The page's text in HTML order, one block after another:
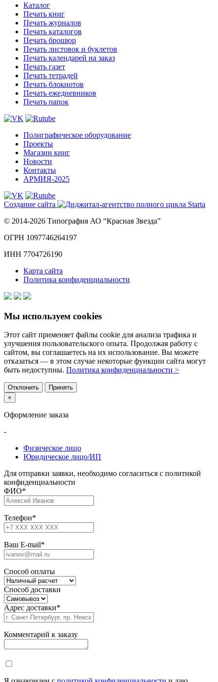
Каталог
Печать книг
Печать журналов
Печать каталогов
Печать брошюр
Печать листовок и буклетов
Печать календарей на заказ
Печать газет
Печать тетрадей
Печать блокнотов
Печать ежедневников
Печать папок
Полиграфическое оборудование
Проекты
Магазин книг
Новости
Контакты
АРМИЯ-2025
Создание сайта
© 2014-2026 Типография АО “Красная Звезда”
ОГРН 1097746264197
ИНН 7704726190
Карта сайта
Политика конфиденциальности
Мы используем cookies
Этот сайт применяет файлы cookie для анализа трафика и
улучшения пользовательского опыта. Продолжая работу с
сайтом, вы соглашаетесь на их использование. Вы можете
отказаться — в этом случае некоторые функции сайта могут
быть недоступны. Политика конфиденциальности >
Отклонить
Принять
×
Оформление заказа
-
Физическое лицо
Юридическое лицо/ИП
Для отправки заявки, необходимо согласиться с политикой
конфиденциальности
ФИО*
Телефон*
Ваш E-mail*
Способ оплаты
Способ доставки
Адрес доставки*
Комментарий к заказу